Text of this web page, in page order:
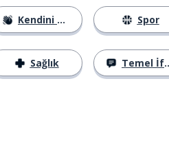
Kendini Tanıtma
Sağlık
Spor
Temel İfadeler